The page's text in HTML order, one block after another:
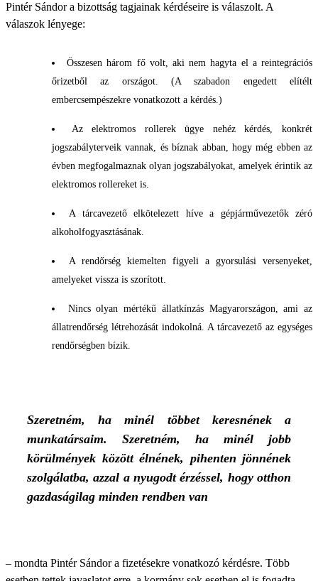
Pintér Sándor a bizottság tagjainak kérdéseire is válaszolt. A
válaszok lényege:
Összesen három fő volt, aki nem hagyta el a reintegrációs
őrizetből az országot. (A szabadon engedett elítélt
embercsempészekre vonatkozott a kérdés.)
Az elektromos rollerek ügye nehéz kérdés, konkrét
jogszabályterveik vannak, és bíznak abban, hogy még ebben az
évben megfogalmaznak olyan jogszabályokat, amelyek érintik az
elektromos rollereket is.
A tárcavezető elkötelezett híve a gépjárművezetők zéró
alkoholfogyasztásának.
A rendőrség kiemelten figyeli a gyorsulási versenyeket,
amelyeket vissza is szorított.
Nincs olyan mértékű állatkínzás Magyarországon, ami az
állatrendőrség létrehozását indokolná. A tárcavezető az egységes
rendőrségben bízik.
Szeretném, ha minél többet keresnének a
munkatársaim. Szeretném, ha minél jobb
körülmények között élnének, pihenten jönnének
szolgálatba, azzal a nyugodt érzéssel, hogy otthon
gazdaságilag minden rendben van
– mondta Pintér Sándor a fizetésekre vonatkozó kérdésre. Több